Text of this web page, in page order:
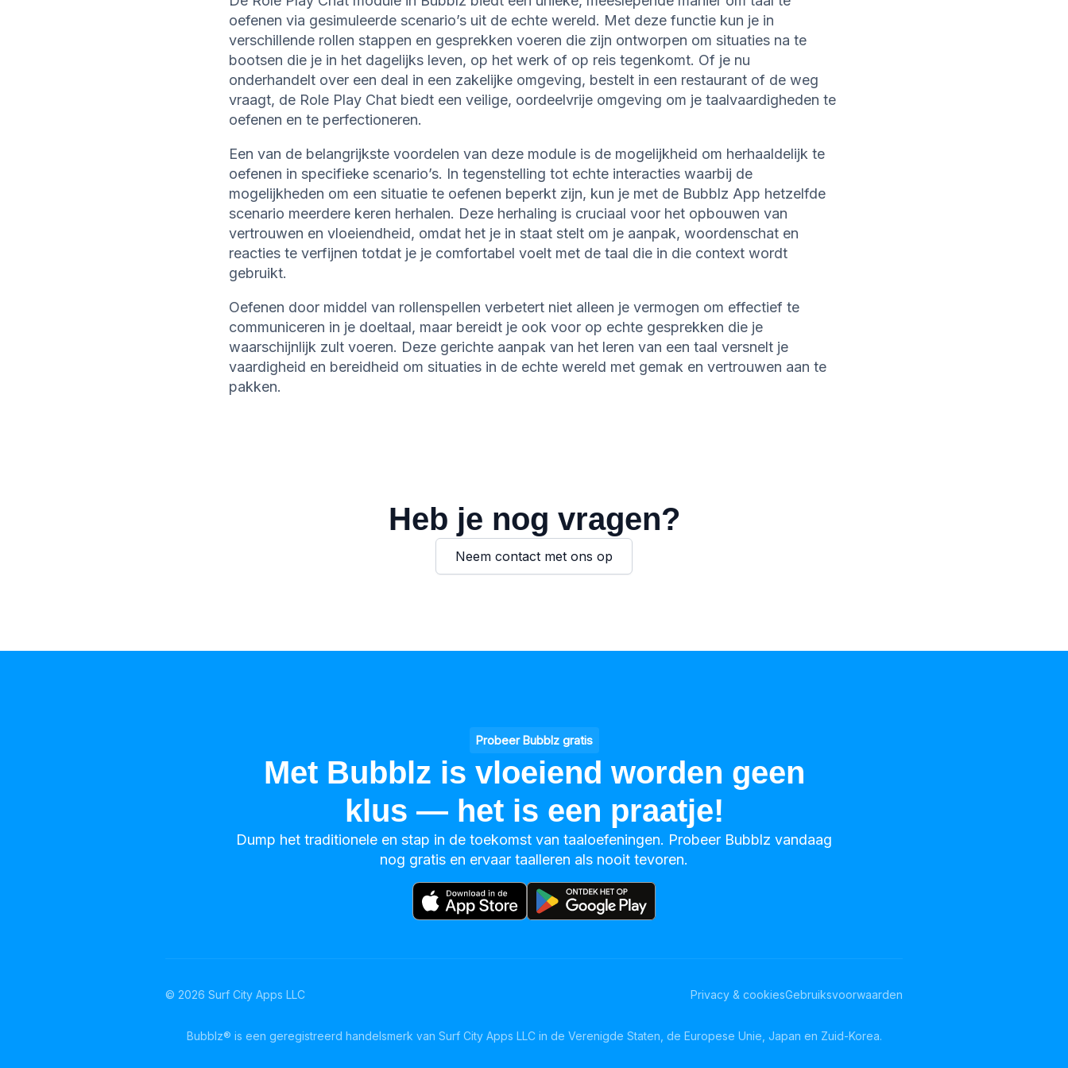
oefenen via gesimuleerde scenario’s uit de echte wereld. Met deze functie kun je in
verschillende rollen stappen en gesprekken voeren die zijn ontworpen om situaties na te
bootsen die je in het dagelijks leven, op het werk of op reis tegenkomt. Of je nu
onderhandelt over een deal in een zakelijke omgeving, bestelt in een restaurant of de weg
vraagt, de Role Play Chat biedt een veilige, oordeelvrije omgeving om je taalvaardigheden te
oefenen en te perfectioneren.
Een van de belangrijkste voordelen van deze module is de mogelijkheid om herhaaldelijk te
oefenen in specifieke scenario’s. In tegenstelling tot echte interacties waarbij de
mogelijkheden om een situatie te oefenen beperkt zijn, kun je met de Bubblz App hetzelfde
scenario meerdere keren herhalen. Deze herhaling is cruciaal voor het opbouwen van
vertrouwen en vloeiendheid, omdat het je in staat stelt om je aanpak, woordenschat en
reacties te verfijnen totdat je je comfortabel voelt met de taal die in die context wordt
gebruikt.
Oefenen door middel van rollenspellen verbetert niet alleen je vermogen om effectief te
communiceren in je doeltaal, maar bereidt je ook voor op echte gesprekken die je
waarschijnlijk zult voeren. Deze gerichte aanpak van het leren van een taal versnelt je
vaardigheid en bereidheid om situaties in de echte wereld met gemak en vertrouwen aan te
pakken.
Heb je nog vragen?
Neem contact met ons op
Probeer Bubblz gratis
Met Bubblz is vloeiend worden geen
klus — het is een praatje!
Dump het traditionele en stap in de toekomst van taaloefeningen. Probeer Bubblz vandaag
nog gratis en ervaar taalleren als nooit tevoren.
© 2026 Surf City Apps LLC Privacy & cookiesGebruiksvoorwaarden
Bubblz® is een geregistreerd handelsmerk van Surf City Apps LLC in de Verenigde Staten, de Europese Unie, Japan en Zuid-Korea.